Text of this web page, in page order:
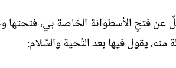
عن فتحِ الأسطوانة الخاصة بي، فتحتها
منه، يقول فيها بعد التَّحية والسَّلام: